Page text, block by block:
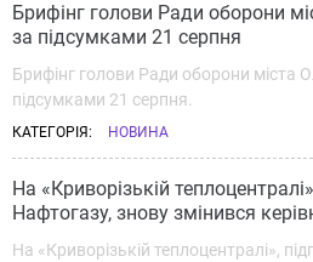
Брифінг голови Ради оборони
за підсумками 21 серпня
Брифінг голови Ради оборони міста
підсумками 21 серпня.
КАТЕГОРІЯ: НОВИНА
На «Криворізькій
Нафтогазу, знову змінився
На «Криворізькій теплоцентралі»,